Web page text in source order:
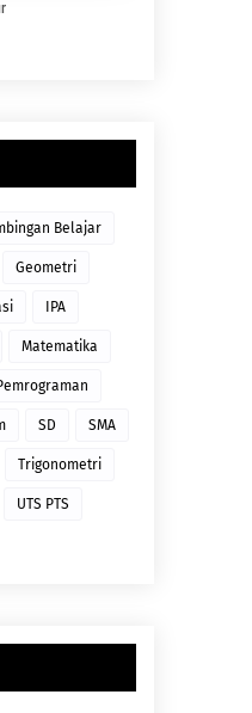
Belajar
Geometri
IPA
Matematika
SD SMA
Trigonometri
UTS PTS